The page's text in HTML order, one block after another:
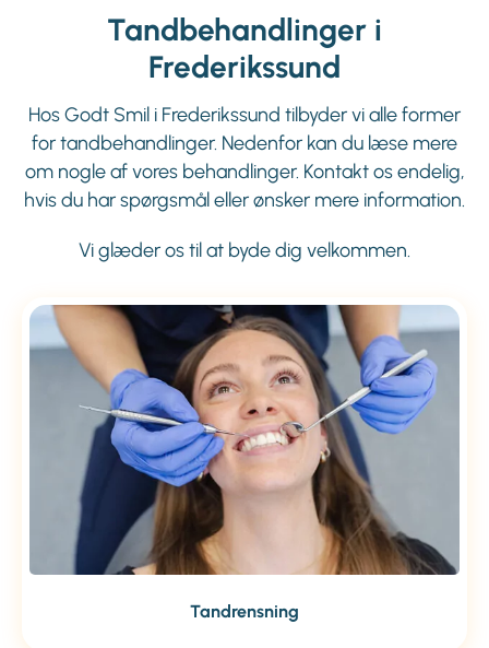
Tandbehandlinger i
Frederikssund
Hos Godt Smil i Frederikssund tilbyder vi alle former
for tandbehandlinger. Nedenfor kan du læse mere
om nogle af vores behandlinger. Kontakt os endelig,
hvis du har spørgsmål eller ønsker mere information.
Vi glæder os til at byde dig velkommen.
Tandrensning